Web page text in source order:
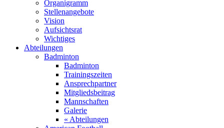
Organigramm
Stellenangebote
Vision
Aufsichtsrat
Wichtiges
Abteilungen
Badminton
Badminton
Trainingszeiten
Ansprechpartner
Mitgliedsbeitrag
Mannschaften
Galerie
« Abteilungen